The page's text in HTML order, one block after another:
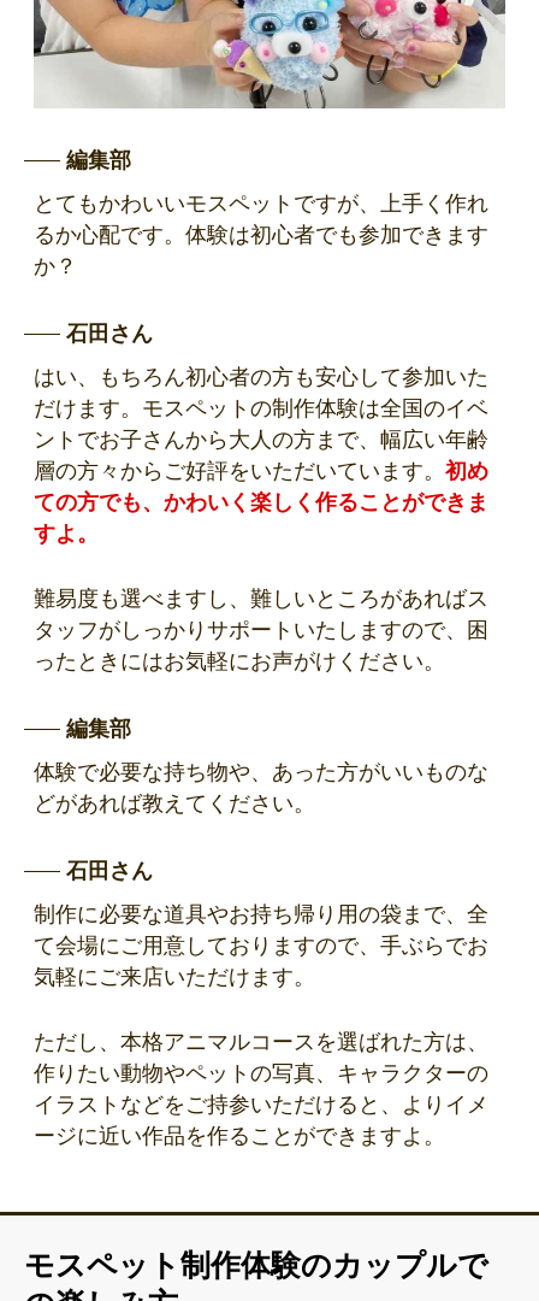
編集部
とてもかわいいモスペットですが、上手く作れ
るか心配です。体験は初心者でも参加できます
か？
石田さん
はい、もちろん初心者の方も安心して参加いた
だけます。モスペットの制作体験は全国のイベ
ントでお子さんから大人の方まで、幅広い年齢
層の方々からご好評をいただいています。 初め
ての方でも、かわいく楽しく作ることができま
すよ。
難易度も選べますし、難しいところがあればス
タッフがしっかりサポートいたしますので、困
ったときにはお気軽にお声がけください。
編集部
体験で必要な持ち物や、あった方がいいものな
どがあれば教えてください。
石田さん
制作に必要な道具やお持ち帰り用の袋まで、全
て会場にご用意しておりますので、手ぶらでお
気軽にご来店いただけます。
ただし、本格アニマルコースを選ばれた方は、
作りたい動物やペットの写真、キャラクターの
イラストなどをご持参いただけると、よりイメ
ージに近い作品を作ることができますよ。
モスペット制作体験のカップルで